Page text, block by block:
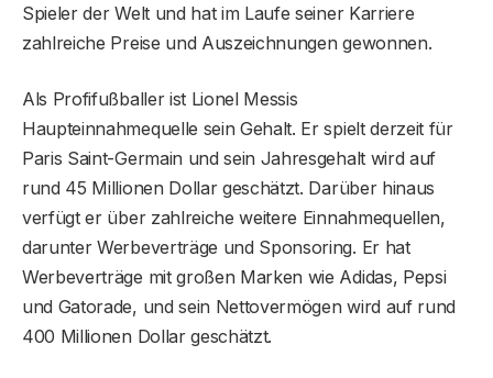
Spieler der Welt und hat im Laufe seiner Karriere
zahlreiche Preise und Auszeichnungen gewonnen.
Als Profifußballer ist Lionel Messis
Haupteinnahmequelle sein Gehalt. Er spielt derzeit für
Paris Saint-Germain und sein Jahresgehalt wird auf
rund 45 Millionen Dollar geschätzt. Darüber hinaus
verfügt er über zahlreiche weitere Einnahmequellen,
darunter Werbeverträge und Sponsoring. Er hat
Werbeverträge mit großen Marken wie Adidas, Pepsi
und Gatorade, und sein Nettovermögen wird auf rund
400 Millionen Dollar geschätzt.